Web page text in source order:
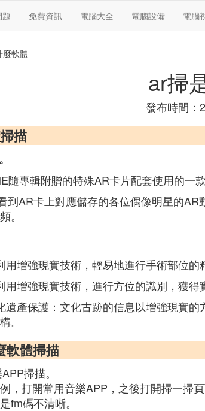
免費資訊 電腦大全 電腦設備 電腦
麼軟體
ar掃
發布時間：
掃描
隨專輯附贈的特殊AR卡片配套使用的一
到AR卡上對應儲存的各位偶像明星的
。
增強現實技術，輕易地進行手術部位的
增強現實技術，進行方位的識別，獲得
遺產保護：文化古跡的信息以增強現實
。
軟體掃描
掃描。
，打開常用音樂APP，之後打開掃一掃
fm碼不清晰。